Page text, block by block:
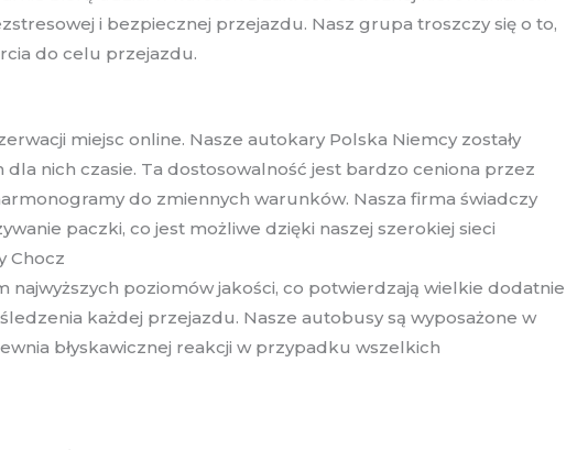
i bezpiecznej przejazdu. Nasz grupa troszczy się o to,
do celu przejazdu.
miejsc online. Nasze autokary Polska Niemcy zostały
nich czasie. Ta dostosowalność jest bardzo ceniona przez
do zmiennych warunków. Nasza firma świadczy
paczki, co jest możliwe dzięki naszej szerokiej sieci
Chocz
poziomów jakości, co potwierdzają wielkie dodatnie
każdej przejazdu. Nasze autobusy są wyposażone w
błyskawicznej reakcji w przypadku wszelkich